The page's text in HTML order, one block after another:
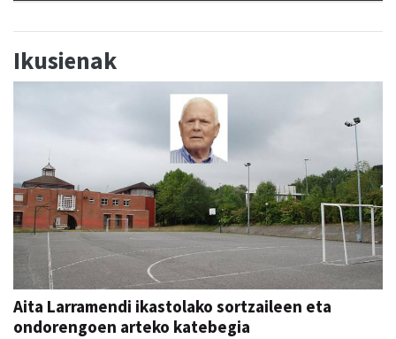
Ikusienak
Aita Larramendi ikastolako sortzaileen eta
ondorengoen arteko katebegia